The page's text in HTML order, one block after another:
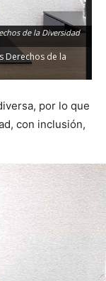
de la Diversidad
Derechos de la
por lo que
con inclusión,